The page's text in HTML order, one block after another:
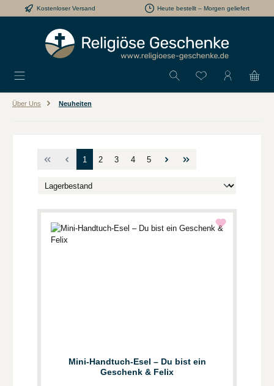
Zum Hauptinhalt springen
Kostenloser Versand Heute bestellt – Morgen geliefert
Du hast 0
Über Uns Neuheiten
Seite
1 Seite
2 Seite
3 Seite
4 Seite
5
Mini-Handtuch-Esel – Du bist ein
Geschenk & Felix